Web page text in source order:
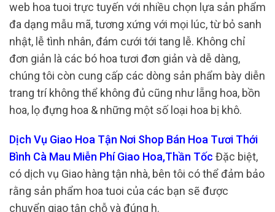
web hoa tuoi trực tuyến với nhiều chọn lựa sản phẩm
đa dạng mẫu mã, tương xứng với mọi lúc, từ bỏ sanh
nhật, lễ tình nhân, đám cưới tới tang lễ. Không chỉ
đơn giản là các bó hoa tươi đơn giản và dễ dàng,
chúng tôi còn cung cấp các dòng sản phẩm bày diễn
trang trí không thể không đủ cũng như lẵng hoa, bồn
hoa, lọ đựng hoa & những một số loại hoa bị khô.
Dịch Vụ Giao Hoa Tận Nơi Shop Bán Hoa Tươi Thới
Bình Cà Mau Miễn Phí Giao Hoa,Thần Tốc Đặc biệt,
có dịch vụ Giao hàng tận nhà, bên tôi có thể đảm bảo
rằng sản phẩm hoa tuoi của các bạn sẽ được
chuyển giao tận chỗ và đúng h.